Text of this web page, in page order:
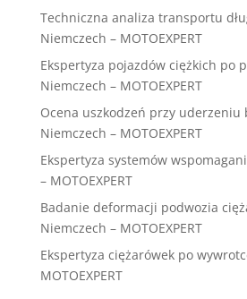
Techniczna analiza transportu
Niemczech – MOTOEXPERT
Ekspertyza pojazdów ciężkich po
Niemczech – MOTOEXPERT
Ocena uszkodzeń przy uderzeniu
Niemczech – MOTOEXPERT
Ekspertyza systemów
– MOTOEXPERT
Badanie deformacji podwozia
Niemczech – MOTOEXPERT
Ekspertyza ciężarówek po
MOTOEXPERT